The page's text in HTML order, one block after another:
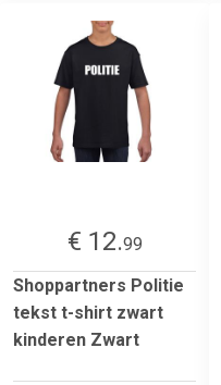
€ 12.99
Shoppartners Politie
tekst t-shirt zwart
kinderen Zwart